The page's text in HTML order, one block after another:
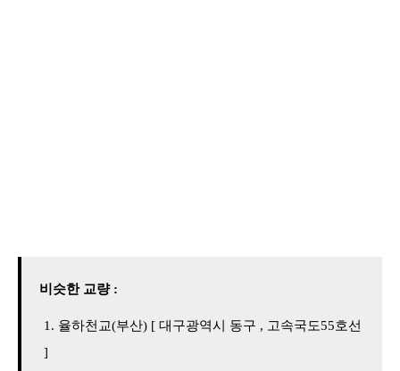
비슷한 교량 :
율하천교(부산) [ 대구광역시 동구 , 고속국도55호선
]